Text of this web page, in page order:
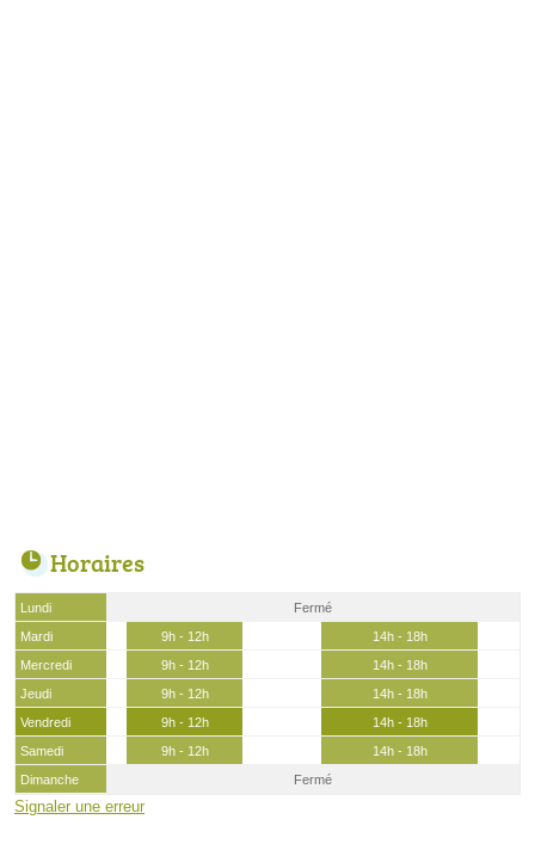
Horaires
Lundi
Fermé
Mardi
9h - 12h
14h - 18h
Mercredi
9h - 12h
14h - 18h
Jeudi
9h - 12h
14h - 18h
Vendredi
9h - 12h
14h - 18h
Samedi
9h - 12h
14h - 18h
Dimanche
Fermé
Signaler une erreur